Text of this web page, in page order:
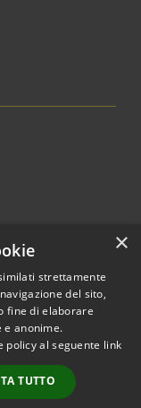
© 2026 • Comune di
• Powered by
•
Accesso
redazione
×
strettamente
del sito,
fine di elaborare
e anonime.
policy al seguente link
TUTTO